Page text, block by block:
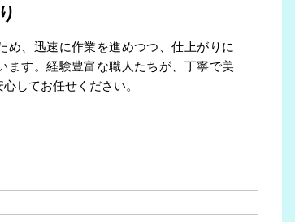
め、迅速に作業を進めつつ、仕上がりに
ます。経験豊富な職人たちが、丁寧で美
してお任せください。